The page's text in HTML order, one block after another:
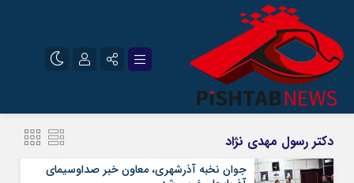
سروش
ایتا
دکتر رسول مهدی نژاد
جوان نخبه آذرشهری، معاون خبر صداوسیمای